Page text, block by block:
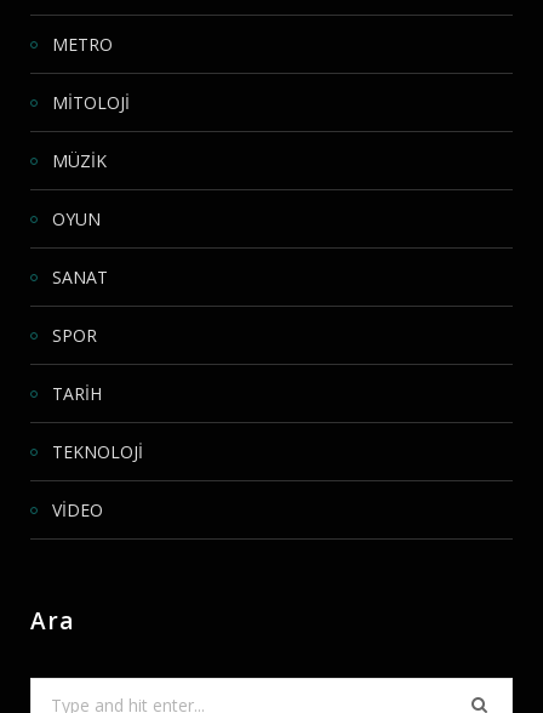
METRO
MİTOLOJİ
MÜZİK
OYUN
SANAT
SPOR
TARİH
TEKNOLOJİ
VİDEO
Ara